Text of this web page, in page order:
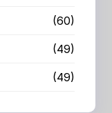
(60)
(49)
(49)